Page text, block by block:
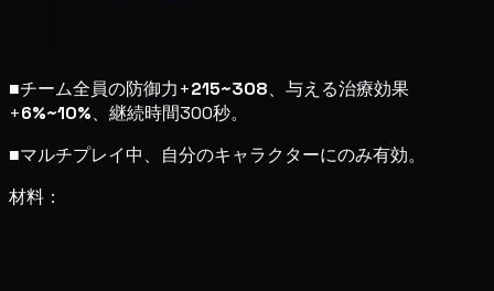
■チーム全員の防御力+215~308、与える治療効果
+6%~10%、継続時間300秒。
■マルチプレイ中、自分のキャラクターにのみ有効。
材料：